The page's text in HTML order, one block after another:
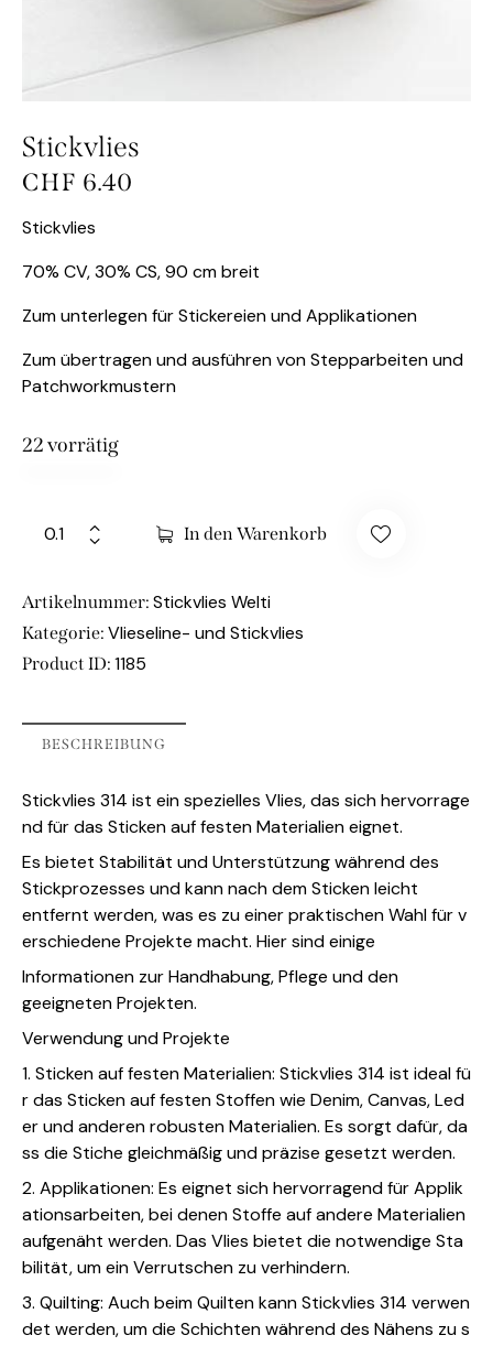
Stickvlies
CHF 6.40
Stickvlies
70% CV, 30% CS, 90 cm breit
Zum unterlegen für Stickereien und Applikationen
Zum übertragen und ausführen von Stepparbeiten und
Patchworkmustern
22 vorrätig
In den Warenkorb
Artikelnummer: Stickvlies Welti
Kategorie: Vlieseline- und Stickvlies
Product ID: 1185
BESCHREIBUNG
Stickvlies 314 ist ein spezielles Vlies, das sich hervorrage
nd für das Sticken auf festen Materialien eignet.
Es bietet Stabilität und Unterstützung während des
Stickprozesses und kann nach dem Sticken leicht
entfernt werden, was es zu einer praktischen Wahl für v
erschiedene Projekte macht. Hier sind einige
Informationen zur Handhabung, Pflege und den
geeigneten Projekten.
Verwendung und Projekte
1. Sticken auf festen Materialien: Stickvlies 314 ist ideal fü
r das Sticken auf festen Stoffen wie Denim, Canvas, Led
er und anderen robusten Materialien. Es sorgt dafür, da
ss die Stiche gleichmäßig und präzise gesetzt werden.
2. Applikationen: Es eignet sich hervorragend für Applik
ationsarbeiten, bei denen Stoffe auf andere Materialien
aufgenäht werden. Das Vlies bietet die notwendige Sta
bilität, um ein Verrutschen zu verhindern.
3. Quilting: Auch beim Quilten kann Stickvlies 314 verwen
det werden, um die Schichten während des Nähens zu s